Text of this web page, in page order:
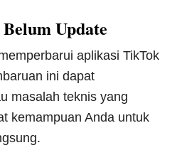
Update
aplikasi TikTok
ini dapat
masalah teknis yang
kemampuan Anda untuk